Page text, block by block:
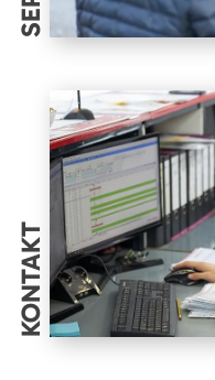
KONTAKT